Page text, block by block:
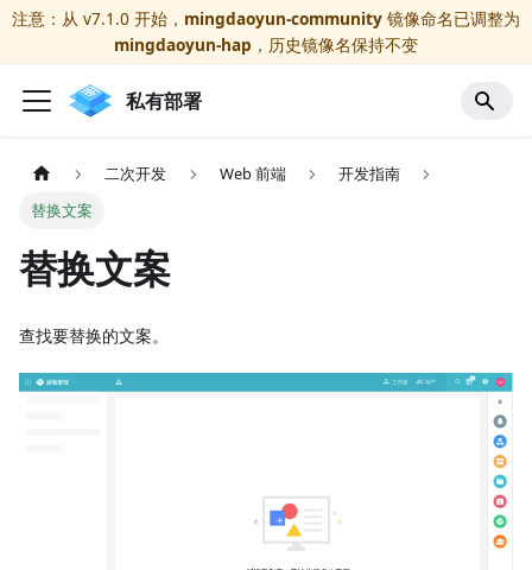
注意：从 v7.1.0 开始， mingdaoyun-community 镜像命名已调整为
mingdaoyun-hap ，历史镜像名保持不变
私有部署
二次开发 Web 前端
开发指南
替换文案
替换文案
查找要替换的文案。